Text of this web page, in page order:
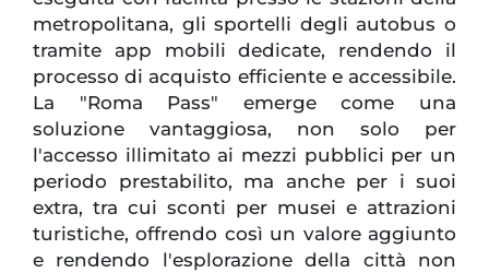
metropolitana, gli sportelli degli autobus o
tramite app mobili dedicate, rendendo il
processo di acquisto efficiente e accessibile.
La "Roma Pass" emerge come una
soluzione vantaggiosa, non solo per
l'accesso illimitato ai mezzi pubblici per un
periodo prestabilito, ma anche per i suoi
extra, tra cui sconti per musei e attrazioni
turistiche, offrendo così un valore aggiunto
e rendendo l'esplorazione della città non